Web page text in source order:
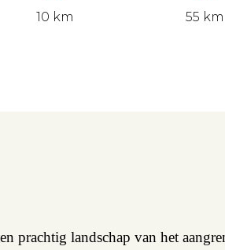
10 km 55 km
prachtig landschap van het